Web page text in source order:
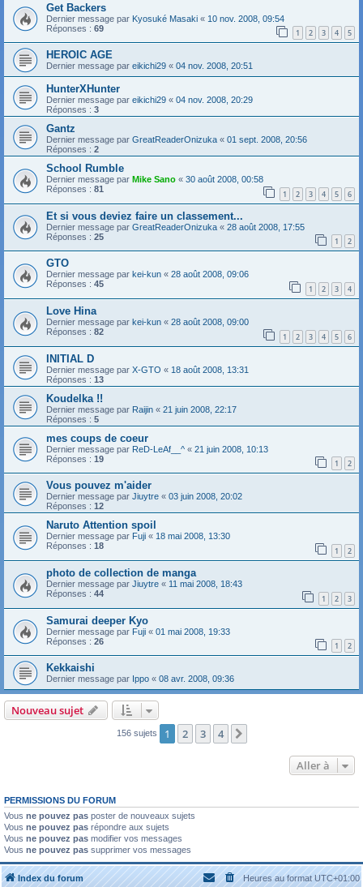
Get Backers
Dernier message par Kyosuké Masaki « 10 nov. 2008, 09:54
Réponses : 69 1 2 3 4 5
HEROIC AGE
Dernier message par eikichi29 « 04 nov. 2008, 20:51
HunterXHunter
Dernier message par eikichi29 « 04 nov. 2008, 20:29
Réponses : 3
Gantz
Dernier message par GreatReaderOnizuka « 01 sept. 2008, 20:56
Réponses : 2
School Rumble
Dernier message par Mike Sano « 30 août 2008, 00:58
Réponses : 81 1 2 3 4 5 6
Et si vous deviez faire un classement...
Dernier message par GreatReaderOnizuka « 28 août 2008, 17:55
Réponses : 25 1 2
GTO
Dernier message par kei-kun « 28 août 2008, 09:06
Réponses : 45 1 2 3 4
Love Hina
Dernier message par kei-kun « 28 août 2008, 09:00
Réponses : 82 1 2 3 4 5 6
INITIAL D
Dernier message par X-GTO « 18 août 2008, 13:31
Réponses : 13
Koudelka !!
Dernier message par Raijin « 21 juin 2008, 22:17
Réponses : 5
mes coups de coeur
Dernier message par ReD-LeAf__^ « 21 juin 2008, 10:13
Réponses : 19 1 2
Vous pouvez m'aider
Dernier message par Jiuytre « 03 juin 2008, 20:02
Réponses : 12
Naruto Attention spoil
Dernier message par Fuji « 18 mai 2008, 13:30
Réponses : 18 1 2
photo de collection de manga
Dernier message par Jiuytre « 11 mai 2008, 18:43
Réponses : 44 1 2 3
Samurai deeper Kyo
Dernier message par Fuji « 01 mai 2008, 19:33
Réponses : 26 1 2
Kekkaishi
Dernier message par Ippo « 08 avr. 2008, 09:36
Nouveau sujet
156 sujets 1 2 3 4
Aller à
PERMISSIONS DU FORUM
Vous ne pouvez pas poster de nouveaux sujets
Vous ne pouvez pas répondre aux sujets
Vous ne pouvez pas modifier vos messages
Vous ne pouvez pas supprimer vos messages
Index du forum Heures au formatUTC+01:00